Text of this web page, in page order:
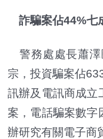
詐騙案佔44%七
警務處處長蕭澤
宗，投資騙案佔
訊辦及電訊商成立
案，電話騙案數字
辦研究有關電子商